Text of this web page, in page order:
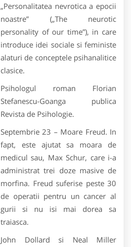
„Personalitatea nevrotica a epocii
noastre” („The neurotic
personality of our time”), in care
introduce idei sociale si feministe
alaturi de conceptele psihanalitice
clasice.
Psihologul roman Florian
Stefanescu-Goanga publica
Revista de Psihologie.
Septembrie 23 – Moare Freud. In
fapt, este ajutat sa moara de
medicul sau, Max Schur, care i-a
administrat trei doze masive de
morfina. Freud suferise peste 30
de operatii pentru un cancer al
gurii si nu isi mai dorea sa
traiasca.
John Dollard si Neal Miller